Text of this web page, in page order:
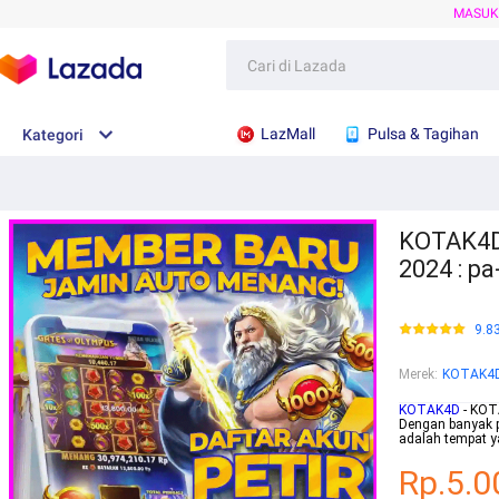
Kategori LazMall Pulsa & Tagihan
2024 :
Merek:
KOTAK4D -
Dengan
adalah tempat